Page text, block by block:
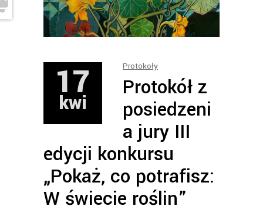
17
kwi
Protokoły
Protokół z
posiedzeni
a jury III
edycji konkursu
„Pokaż, co potrafisz:
W świecie roślin”